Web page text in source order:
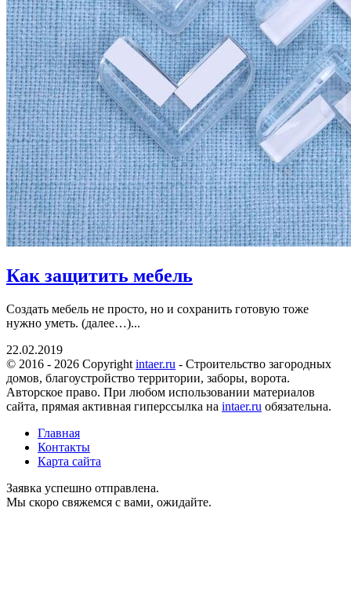
Как защитить мебель
Создать мебель не просто, но и сохранить готовую тоже
нужно уметь. (далее…)...
22.02.2019
© 2016 - 2026 Copyright intaer.ru - Cтроительство загородных
домов, благоустройство территории, заборы, ворота.
Авторское право. При любом использовании материалов
сайта, прямая активная гиперссылка на intaer.ru обязательна.
Главная
Контакты
Карта сайта
Заявка успешно отправлена.
Мы скоро свяжемся с вами, ожидайте.